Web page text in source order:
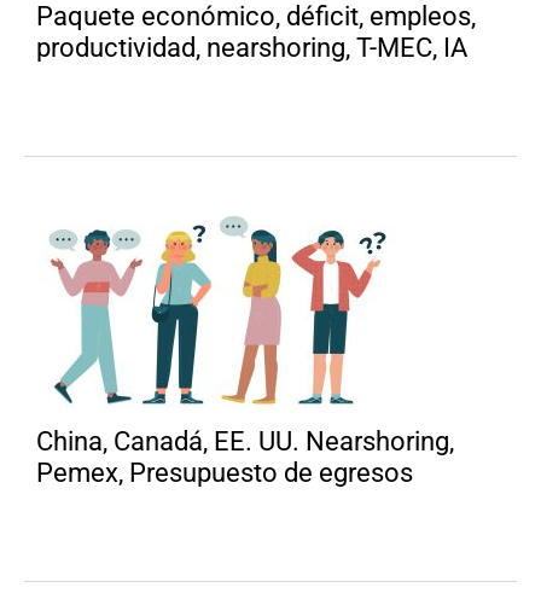
Paquete económico, déficit, empleos,
productividad, nearshoring, T-MEC, IA
China, Canadá, EE. UU. Nearshoring,
Pemex, Presupuesto de egresos